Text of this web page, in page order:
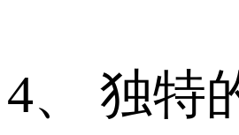
4、 独特